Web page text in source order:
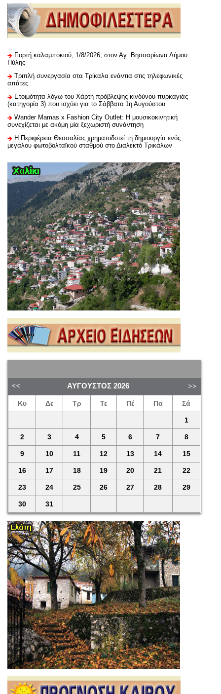
Γιορτή καλαμποκιού, 1/8/2026, στον Αγ. Βησσαρίωνα Δήμου
Πύλης
Τριπλή συνεργασία στα Τρίκαλα ενάντια στις τηλεφωνικές
απάτες
Ετοιμότητα λόγω του Χάρτη πρόβλεψης κινδύνου πυρκαγιάς
(κατηγορία 3) που ισχύει για το Σάββατο 1η Αυγούστου
Wander Mamas x Fashion City Outlet: Η μουσικοκινητική
συνεχίζεται με ακόμη μία ξεχωριστή συνάντηση
H Περιφέρεια Θεσσαλίας χρηματοδοτεί τη δημιουργία ενός
μεγάλου φωτοβολταϊκού σταθμού στο Διαλεκτό Τρικάλων
ΑΎΓΟΥΣΤΟΣ 2026
Κυ Δε Τρ Τε Πέ Πα Σά
1
2 3 4 5 6 7 8
9 10 11 12 13 14 15
16 17 18 19 20 21 22
23 24 25 26 27 28 29
30 31